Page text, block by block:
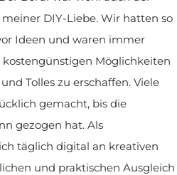
DIY-Liebe. Wir hatten so
Ideen und waren immer
Möglichkeiten
Tolles zu erschaffen. Viele
gemacht, bis die
gezogen hat. Als
täglich digital an kreativen
und praktischen Ausgleich